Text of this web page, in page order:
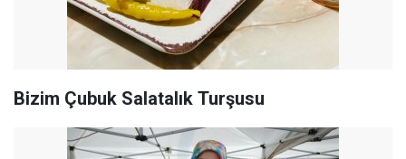
Bizim Çubuk Salatalık Turşusu